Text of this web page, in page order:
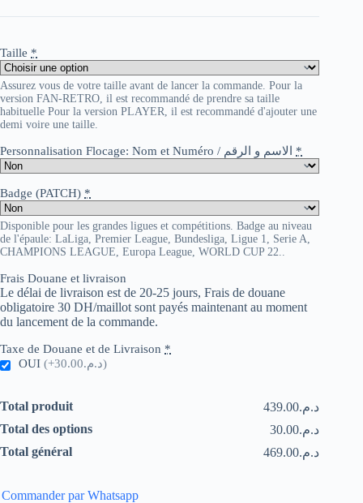
Taille *
Assurez vous de votre taille avant de lancer la commande. Pour la
version FAN-RETRO, il est recommandé de prendre sa taille
habituelle Pour la version PLAYER, il est recommandé d'ajouter une
demi voire une taille.
Personnalisation Flocage: Nom et Numéro / الاسم و الرقم *
Badge (PATCH) *
Disponible pour les grandes ligues et compétitions. Badge au niveau
de l'épaule: LaLiga, Premier League, Bundesliga, Ligue 1, Serie A,
CHAMPIONS LEAGUE, Europa League, WORLD CUP 22..
Frais Douane et livraison
Le délai de livraison est de 20-25 jours, Frais de douane
obligatoire 30 DH/maillot sont payés maintenant au moment
du lancement de la commande.
Taxe de Douane et de Livraison *
OUI
(+د.م.30.00)
Total produit
د.م.439.00
Total des options
د.م.30.00
Total général
د.م.469.00
Commander par Whatsapp